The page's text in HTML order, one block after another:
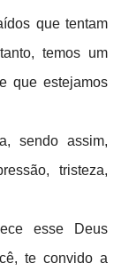
que tentam
temos um
que estejamos
sendo assim,
tristeza,
esse Deus
te convido a